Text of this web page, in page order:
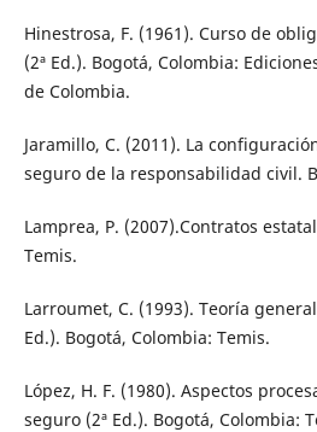
Hinestrosa, F. (1961). Curso de
(2ª Ed.). Bogotá, Colombia:
de Colombia.
Jaramillo, C. (2011). La
seguro de la responsabilidad civil.
Lamprea, P. (2007).Contratos
Temis.
Larroumet, C. (1993). Teoría
Ed.). Bogotá, Colombia: Temis.
López, H. F. (1980). Aspectos
seguro (2ª Ed.). Bogotá, Colombia: